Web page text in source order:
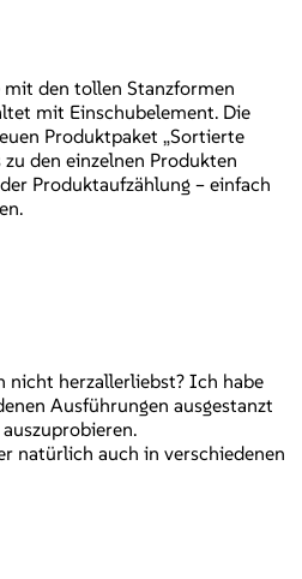
mit den tollen Stanzformen
mit Einschubelement. Die
Produktpaket „Sortierte
den einzelnen Produkten
Produktaufzählung – einfach
nicht herzallerliebst? Ich habe
Ausführungen ausgestanzt
natürlich auch in verschiedenen